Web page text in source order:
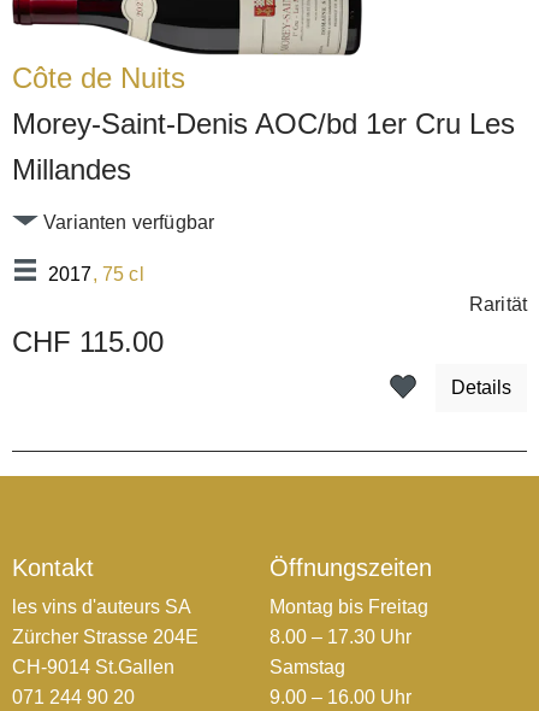
Côte de Nuits
Morey-Saint-Denis AOC/bd 1er Cru Les
Millandes
2017, 75 cl
Varianten verfügbar
Rarität
CHF 115.00
Details
Kontakt
les vins d'auteurs SA
Zürcher Strasse 204E
CH-9014 St.Gallen
071 244 90 20
Öffnungszeiten
Montag bis Freitag
8.00 – 17.30 Uhr
Samstag
9.00 – 16.00 Uhr